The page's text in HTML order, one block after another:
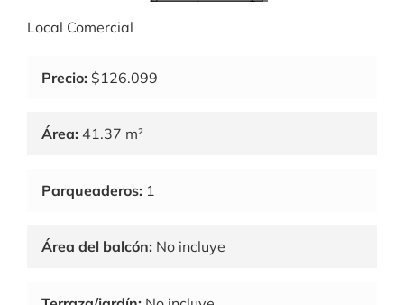
Local Comercial
Precio: $126.099
Área: 41.37 m²
Parqueaderos: 1
Área del balcón: No incluye